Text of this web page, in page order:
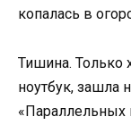
копалась в
Тишина. Только
ноутбук, зашла